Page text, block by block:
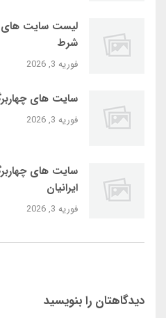
لیست سایت‌ های
شرط
فوریه 3, 2026
سایت‌ های
فوریه 3, 2026
ایرانیان
فوریه 3, 2026
دیدگاهتان را بنویسید